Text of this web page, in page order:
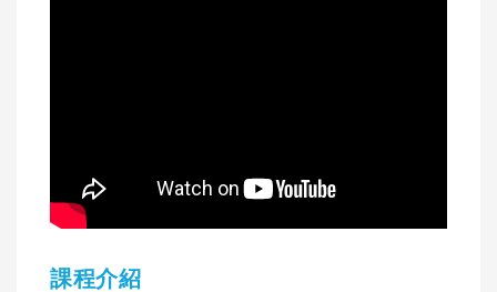
課程介紹